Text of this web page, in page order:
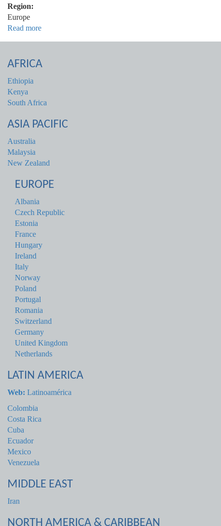
Region:
Europe
Read more
AFRICA
Ethiopia
Kenya
South Africa
ASIA PACIFIC
Australia
Malaysia
New Zealand
EUROPE
Albania
Czech Republic
Estonia
France
Hungary
Ireland
Italy
Norway
Poland
Portugal
Romania
Switzerland
Germany
United Kingdom
Netherlands
LATIN AMERICA
Web: Latinoamérica
Colombia
Costa Rica
Cuba
Ecuador
Mexico
Venezuela
MIDDLE EAST
Iran
NORTH AMERICA & CARIBBEAN